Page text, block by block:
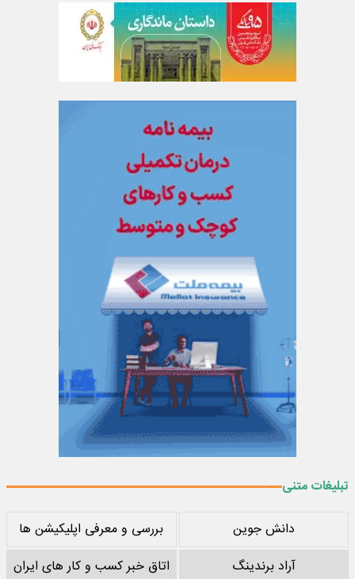
تبلیغات متنی
دانش جوین
بررسی و معرفی اپلیکیشن ها
آراد برندینگ
اتاق خبر کسب و کار های ایران